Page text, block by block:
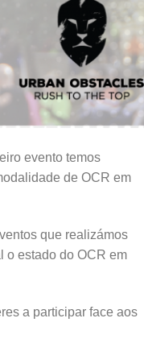
evento temos
de OCR em
que realizámos
o estado do OCR em
a participar face aos